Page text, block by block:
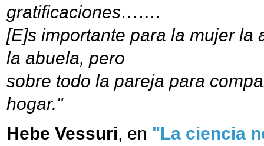
gratificaciones…….
[E]s importante para la mujer la
la abuela, pero
sobre todo la pareja para
hogar."
Hebe Vessuri, en "La ciencia